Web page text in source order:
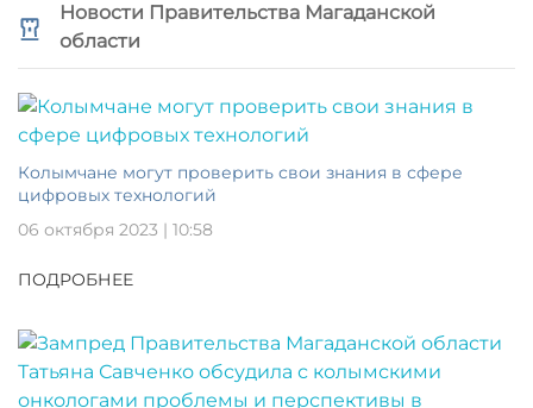
Новости Правительства Магаданской
области
Колымчане могут проверить свои знания в сфере
цифровых технологий
06 октября 2023 | 10:58
ПОДРОБНЕЕ